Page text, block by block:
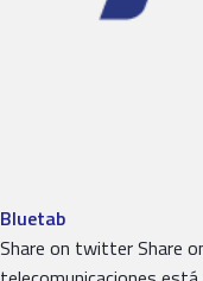
Bluetab
Share on twitter Share